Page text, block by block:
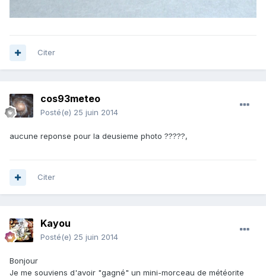
Citer
cos93meteo
Posté(e) 25 juin 2014
aucune reponse pour la deusieme photo ?????,
Citer
Kayou
Posté(e) 25 juin 2014
Bonjour
Je me souviens d'avoir "gagné" un mini-morceau de météorite